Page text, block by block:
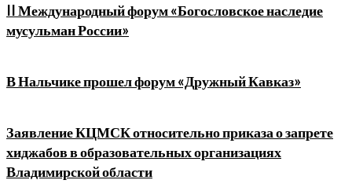
II Международный форум «Богословское наследие
мусульман России»
В Нальчике прошел форум «Дружный Кавказ»
Заявление КЦМСК относительно приказа о запрете
хиджабов в образовательных организациях
Владимирской области